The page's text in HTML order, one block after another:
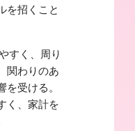
を招くこと
く、周り
関わりのあ
を受ける。
く、家計を